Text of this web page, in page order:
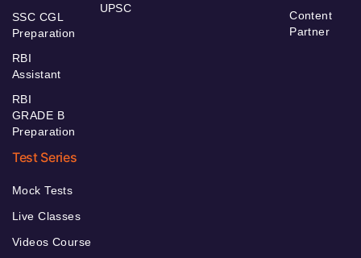
SSC CGL
Preparation
RBI
Assistant
RBI
GRADE B
Preparation
UPSC
Content
Partner
Test Series
Mock Tests
Live Classes
Videos Course